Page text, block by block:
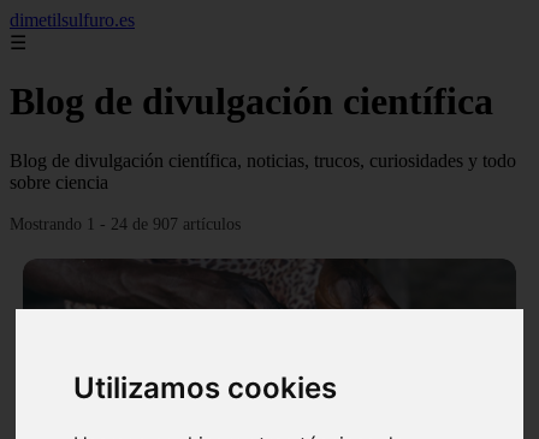
Utilizamos cookies
dimetilsulfuro.es
☰
Blog de divulgación científica
Blog de divulgación científica, noticias, trucos, curiosidades y todo
sobre ciencia
Mostrando 1 - 24 de 907 artículos